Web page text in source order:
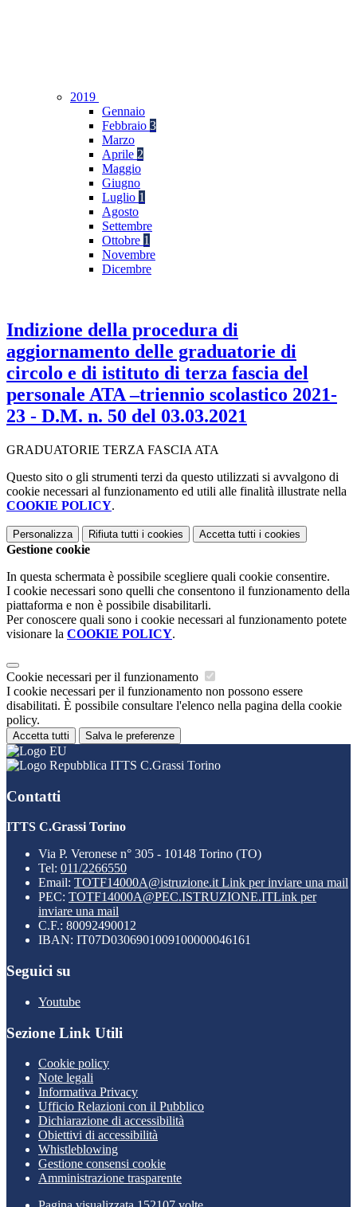
2019
Gennaio
Febbraio 3
Marzo
Aprile 2
Maggio
Giugno
Luglio 1
Agosto
Settembre
Ottobre 1
Novembre
Dicembre
Indizione della procedura di
aggiornamento delle graduatorie di
circolo e di istituto di terza fascia del
personale ATA –triennio scolastico 2021-
23 - D.M. n. 50 del 03.03.2021
GRADUATORIE TERZA FASCIA ATA
Questo sito o gli strumenti terzi da questo utilizzati si avvalgono di
cookie necessari al funzionamento ed utili alle finalità illustrate nella
COOKIE POLICY.
Personalizza Rifiuta tutti i cookies Accetta tutti i cookies
Gestione cookie
In questa schermata è possibile scegliere quali cookie consentire.
I cookie necessari sono quelli che consentono il funzionamento della
piattaforma e non è possibile disabilitarli.
Per conoscere quali sono i cookie necessari al funzionamento potete
visionare la COOKIE POLICY.
Cookie necessari per il funzionamento
I cookie necessari per il funzionamento non possono essere
disabilitati. È possibile consultare l'elenco nella pagina della cookie
policy.
Accetta tutti Salva le preferenze
ITTS C.Grassi Torino
Contatti
ITTS C.Grassi Torino
Via P. Veronese n° 305 - 10148 Torino (TO)
Tel: 011/2266550
Email: TOTF14000A@istruzione.it Link per inviare una mail
PEC: TOTF14000A@PEC.ISTRUZIONE.ITLink per
inviare una mail
C.F.: 80092490012
IBAN: IT07D0306901009100000046161
Seguici su
Youtube
Sezione Link Utili
Cookie policy
Note legali
Informativa Privacy
Ufficio Relazioni con il Pubblico
Dichiarazione di accessibilità
Obiettivi di accessibilità
Whistleblowing
Gestione consensi cookie
Amministrazione trasparente